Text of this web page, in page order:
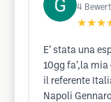
4
E’ stata una
10gg fa’,la
il referente
Napoli